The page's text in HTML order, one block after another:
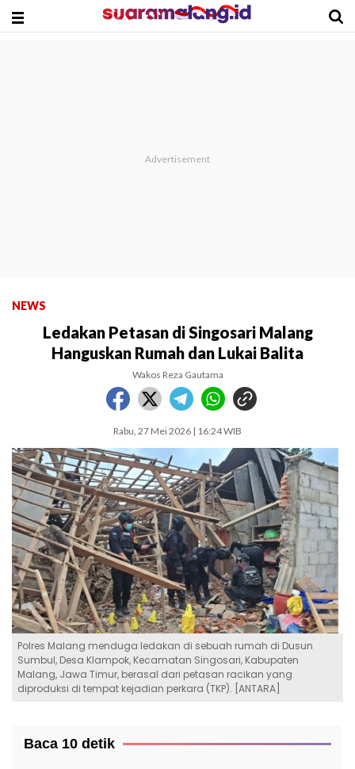
NEWS
Ledakan Petasan di Singosari Malang
Hanguskan Rumah dan Lukai Balita
Wakos Reza Gautama
Rabu, 27 Mei 2026 | 16:24 WIB
Polres Malang menduga ledakan di sebuah rumah di Dusun
Sumbul, Desa Klampok, Kecamatan Singosari, Kabupaten
Malang, Jawa Timur, berasal dari petasan racikan yang
diproduksi di tempat kejadian perkara (TKP). [ANTARA]
Baca 10 detik